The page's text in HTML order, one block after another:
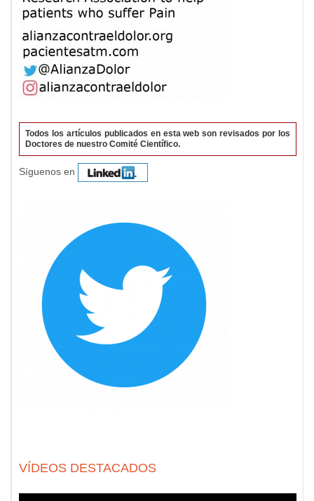
Todos los artículos publicados en esta web son revisados por los
Doctores de nuestro Comité Científico.
Síguenos en
VÍDEOS DESTACADOS